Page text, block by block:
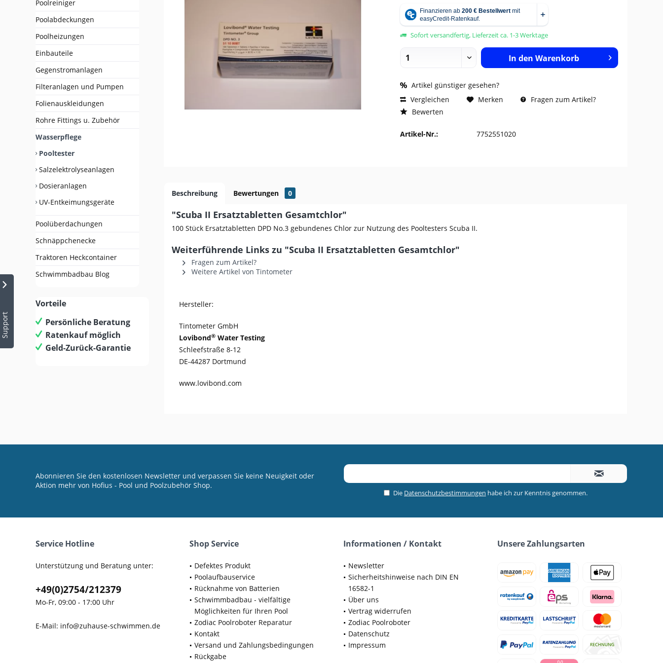
Support
Poolreiniger
Poolabdeckungen
Poolheizungen
Einbauteile
Gegenstromanlagen
Filteranlagen und Pumpen
Folienauskleidungen
Rohre Fittings u. Zubehör
Wasserpflege
Pooltester
Salzelektrolyseanlagen
Dosieranlagen
UV-Entkeimungsgeräte
Poolüberdachungen
Schnäppchenecke
Traktoren Heckcontainer
Schwimmbadbau Blog
Vorteile
Persönliche Beratung
Ratenkauf möglich
Geld-Zurück-Garantie
Sofort versandfertig, Lieferzeit ca. 1-3 Werktage
In den Warenkorb
Artikel günstiger gesehen?
Vergleichen
Merken
Fragen zum Artikel?
Bewerten
Artikel-Nr.: 7752551020
Beschreibung Bewertungen 0
"Scuba II Ersatztabletten Gesamtchlor"
100 Stück Ersatztabletten DPD No.3 gebundenes Chlor zur Nutzung des Pooltesters Scuba II.
Weiterführende Links zu "Scuba II Ersatztabletten Gesamtchlor"
Fragen zum Artikel?
Weitere Artikel von Tintometer
Hersteller:
Tintometer GmbH
Lovibond® Water Testing
Schleefstraße 8-12
DE-44287 Dortmund
www.lovibond.com
Abonnieren Sie den kostenlosen Newsletter und verpassen Sie keine Neuigkeit oder
Aktion mehr von Hofius - Pool und Poolzubehör Shop.
Die Datenschutzbestimmungen habe ich zur Kenntnis genommen.
Service Hotline
Unterstützung und Beratung unter:
+49(0)2754/212379
Mo-Fr, 09:00 - 17:00 Uhr
E-Mail: info@zuhause-schwimmen.de
Shop Service
Defektes Produkt
Poolaufbauservice
Rücknahme von Batterien
Schwimmbadbau - vielfältige
Möglichkeiten für Ihren Pool
Zodiac Poolroboter Reparatur
Kontakt
Versand und Zahlungsbedingungen
Rückgabe
Informationen / Kontakt
Newsletter
Sicherheitshinweise nach DIN EN
16582-1
Über uns
Vertrag widerrufen
Zodiac Poolroboter
Datenschutz
Impressum
Unsere Zahlungsarten